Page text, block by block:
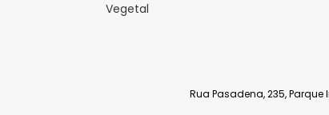
Vegetal
Rua Pasadena, 235, Parque